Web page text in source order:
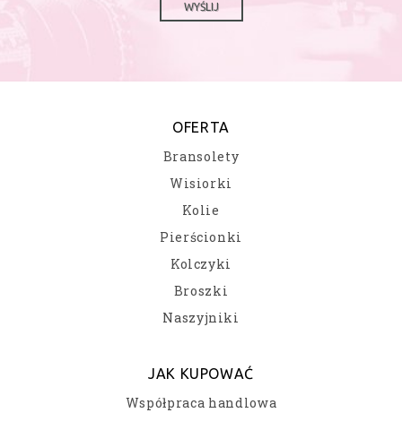
WYŚLIJ
OFERTA
Bransolety
Wisiorki
Kolie
Pierścionki
Kolczyki
Broszki
Naszyjniki
JAK KUPOWAĆ
Współpraca handlowa